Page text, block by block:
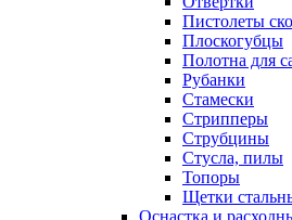
Пистолеты
Плоскогубцы
Полотна для
Рубанки
Стамески
Стрипперы
Струбцины
Стусла, пилы
Топоры
Щетки
Оснастка и